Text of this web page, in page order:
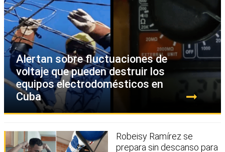
Alertan sobre fluctuaciones de
voltaje que pueden destruir los
equipos electrodomésticos en
Cuba
Robeisy Ramírez se
prepara sin descanso para